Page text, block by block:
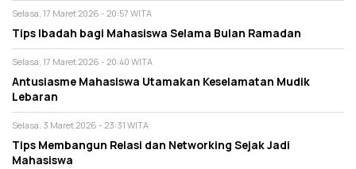
Selasa, 17 Maret 2026 - 20:57 WITA
Tips Ibadah bagi Mahasiswa Selama Bulan Ramadan
Selasa, 17 Maret 2026 - 20:40 WITA
Antusiasme Mahasiswa Utamakan Keselamatan Mudik
Lebaran
Selasa, 3 Maret 2026 - 23:31 WITA
Tips Membangun Relasi dan Networking Sejak Jadi
Mahasiswa